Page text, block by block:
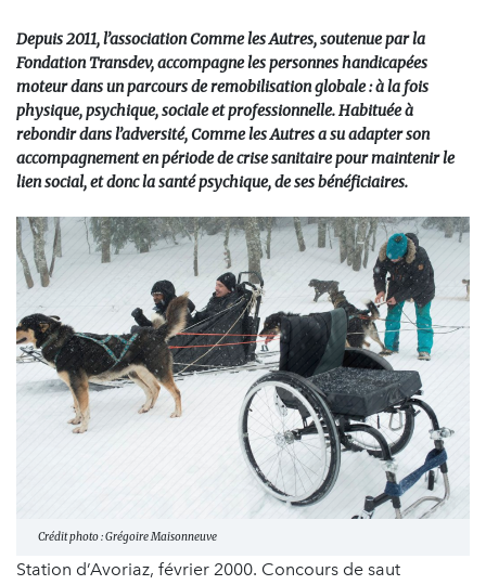
Depuis 2011, l’association Comme les Autres, soutenue par la
Fondation Transdev, accompagne les personnes handicapées
moteur dans un parcours de remobilisation globale : à la fois
physique, psychique, sociale et professionnelle. Habituée à
rebondir dans l’adversité, Comme les Autres a su adapter son
accompagnement en période de crise sanitaire pour maintenir le
lien social, et donc la santé psychique, de ses bénéficiaires.
Crédit photo : Grégoire Maisonneuve
Station d’Avoriaz, février 2000. Concours de saut